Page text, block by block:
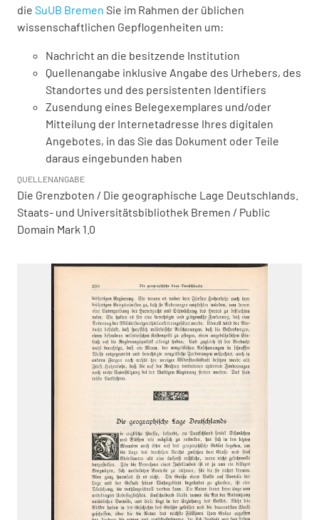
die SuUB Bremen Sie im Rahmen der üblichen
wissenschaftlichen Gepflogenheiten um:
Nachricht an die besitzende Institution
Quellenangabe inklusive Angabe des Urhebers, des
Standortes und des persistenten Identifiers
Zusendung eines Belegexemplares und/oder
Mitteilung der Internetadresse Ihres digitalen
Angebotes, in das Sie das Dokument oder Teile
daraus eingebunden haben
QUELLENANGABE
Die Grenzboten / Die geographische Lage Deutschlands.
Staats- und Universitätsbibliothek Bremen / Public
Domain Mark 1.0